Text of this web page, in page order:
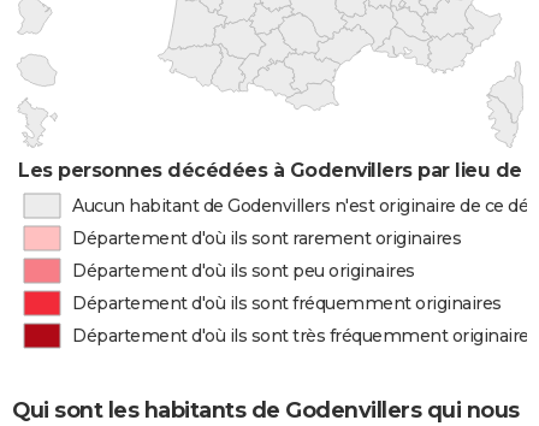
Les personnes décédées à Godenvillers par lieu de
Aucun habitant de Godenvillers n'est originaire de ce
Département d'où ils sont rarement originaires
Département d'où ils sont peu originaires
Département d'où ils sont fréquemment originaires
Département d'où ils sont très fréquemment originaires
Qui sont les habitants de Godenvillers qui nous